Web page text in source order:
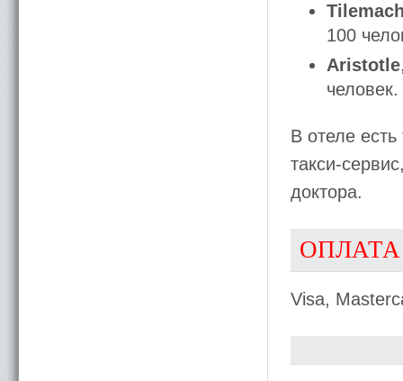
100
Aristotle
человек.
В отеле
такси-
доктора.
ОПЛАТА
Visa,